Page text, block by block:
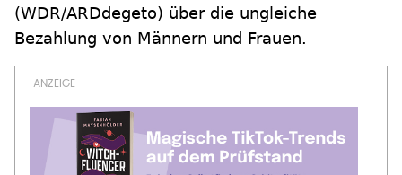
(WDR/ARDdegeto) über die ungleiche
Bezahlung von Männern und Frauen.